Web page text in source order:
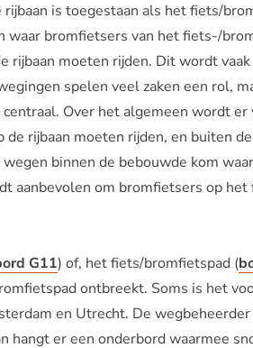
is toegestaan als het fiets/
waar bromfietsers van het fiets-/
rijbaan moeten rijden. Dit wordt
spelen veel zaken een rol,
Over het algemeen wordt er
rijbaan moeten rijden, en buiten
binnen de bebouwde kom
aanbevolen om bromfietsers op
G11) of, het fiets/bromfietspad (
ontbreekt. Soms is het
en Utrecht. De
hangt er een onderbord waarmee